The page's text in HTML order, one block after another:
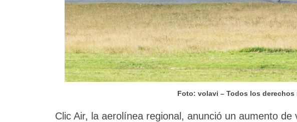
Foto: volavi – Todos los derechos
Clic Air, la aerolínea regional, anunció un aumento